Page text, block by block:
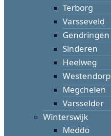
Terborg
Varsseveld
Gendringen
Sinderen
Heelweg
Westendorp
Megchelen
Varsselder
Winterswijk
Meddo